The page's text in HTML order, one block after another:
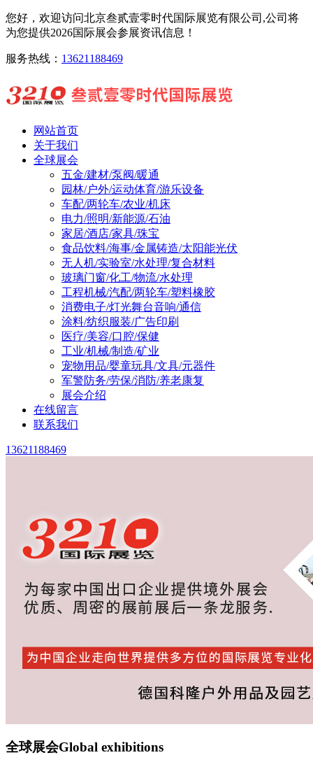
您好，欢迎访问北京叁贰壹零时代国际展览有限公司,公司将
为您提供2026国际展会参展资讯信息！
服务热线： 13621188469
网站首页
关于我们
全球展会
五金/建材/泵阀/暖通
园林/户外/运动体育/游乐设备
车配/两轮车/农业/机床
电力/照明/新能源/石油
家居/酒店/家具/珠宝
食品饮料/海事/金属铸造/太阳能光伏
无人机/实验室/水处理/复合材料
玻璃门窗/化工/物流/水处理
工程机械/汽配/两轮车/塑料橡胶
消费电子/灯光舞台音响/通信
涂料/纺织服装/广告印刷
医疗/美容/口腔/保健
工业/机械/制造/矿业
宠物用品/婴童玩具/文具/元器件
军警防务/劳保/消防/养老康复
展会介绍
在线留言
联系我们
13621188469
全球展会Global exhibitions